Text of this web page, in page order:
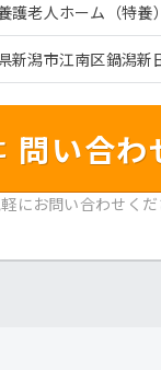
護老人ホーム（特養）
新潟市江南区鍋潟新
問い合わ
にお問い合わせくだ